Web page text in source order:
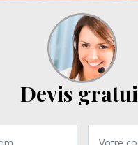
Devis